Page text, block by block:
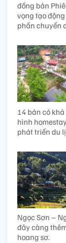
đồng bản
vọng tạo
phần chuyển
14 bản có
hình
phát triển du
Ngọc Sơn –
đây càng
hoang sơ.